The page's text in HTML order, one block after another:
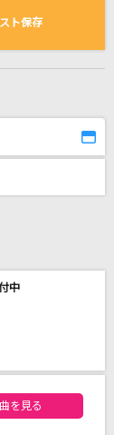
覧
三浦透子
てねえ、
ト保存
中
グ
を見る